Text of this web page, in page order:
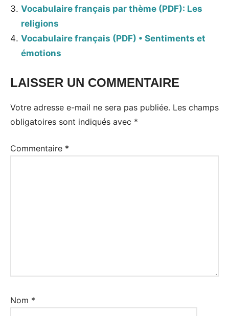
Vocabulaire français par thème (PDF): Les
religions
Vocabulaire français (PDF) • Sentiments et
émotions
LAISSER UN COMMENTAIRE
Votre adresse e-mail ne sera pas publiée. Les champs
obligatoires sont indiqués avec *
Commentaire *
Nom *